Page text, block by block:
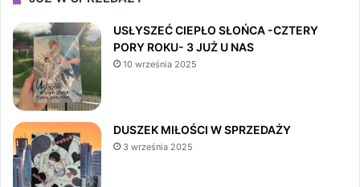
e
b
k
a
T
o
USŁYSZEĆ CIEPŁO SŁOŃCA -CZTERY
PORY ROKU- 3 JUŻ U NAS
10 września 2025
DUSZEK MIŁOŚCI W SPRZEDAŻY
3 września 2025